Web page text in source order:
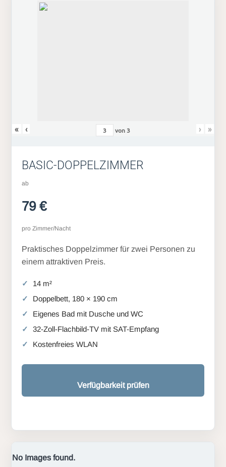
« ‹ von3 › »
BASIC-DOPPELZIMMER
ab
79 €
pro Zimmer/Nacht
Praktisches Doppelzimmer für zwei Personen zu
einem attraktiven Preis.
14 m²
Doppelbett, 180 × 190 cm
Eigenes Bad mit Dusche und WC
32-Zoll-Flachbild-TV mit SAT-Empfang
Kostenfreies WLAN
Verfügbarkeit prüfen
No Images found.